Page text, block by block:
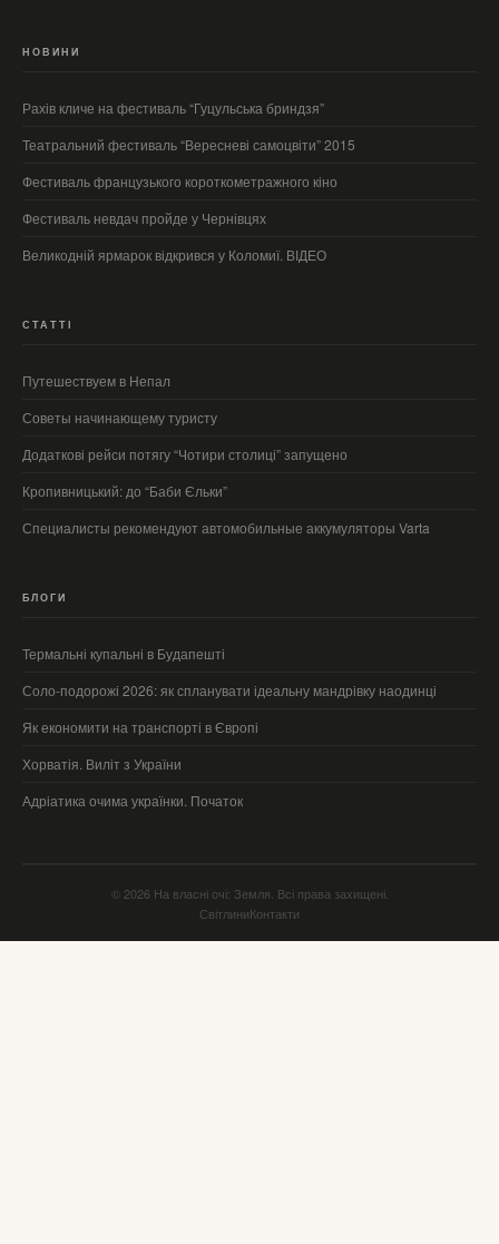
НОВИНИ
Рахів кличе на фестиваль “Гуцульська бриндзя”
Театральний фестиваль “Вересневі самоцвіти” 2015
Фестиваль французького короткометражного кіно
Фестиваль невдач пройде у Чернівцях
Великодній ярмарок відкрився у Коломиї. ВІДЕО
СТАТТІ
Путешествуем в Непал
Советы начинающему туристу
Додаткові рейси потягу “Чотири столиці” запущено
Кропивницький: до “Баби Єльки”
Специалисты рекомендуют автомобильные аккумуляторы Varta
БЛОГИ
Термальні купальні в Будапешті
Соло-подорожі 2026: як спланувати ідеальну мандрівку наодинці
Як економити на транспорті в Європі
Хорватія. Виліт з України
Адріатика очима українки. Початок
© 2026 На власні очі: Земля. Всі права захищені.
СвітлиниКонтакти